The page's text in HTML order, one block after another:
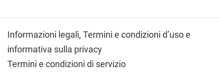
Informazioni legali, Termini e condizioni d’uso e
informativa sulla privacy
Termini e condizioni di servizio